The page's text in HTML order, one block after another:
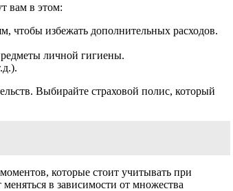
вам в этом:
чтобы избежать дополнительных расходов.
личной гигиены.
Выбирайте страховой полис, который
которые стоит учитывать при
в зависимости от множества